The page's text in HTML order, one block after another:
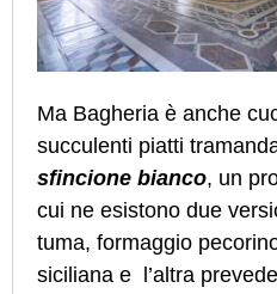
Ma Bagheria è anche
succulenti piatti
sfincione bianco, un
cui ne esistono due
tuma, formaggio
siciliana e l’altra